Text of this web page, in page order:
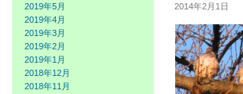
2019年5月
2019年4月
2019年3月
2019年2月
2019年1月
2018年12月
2018年11月
2014年2月1日